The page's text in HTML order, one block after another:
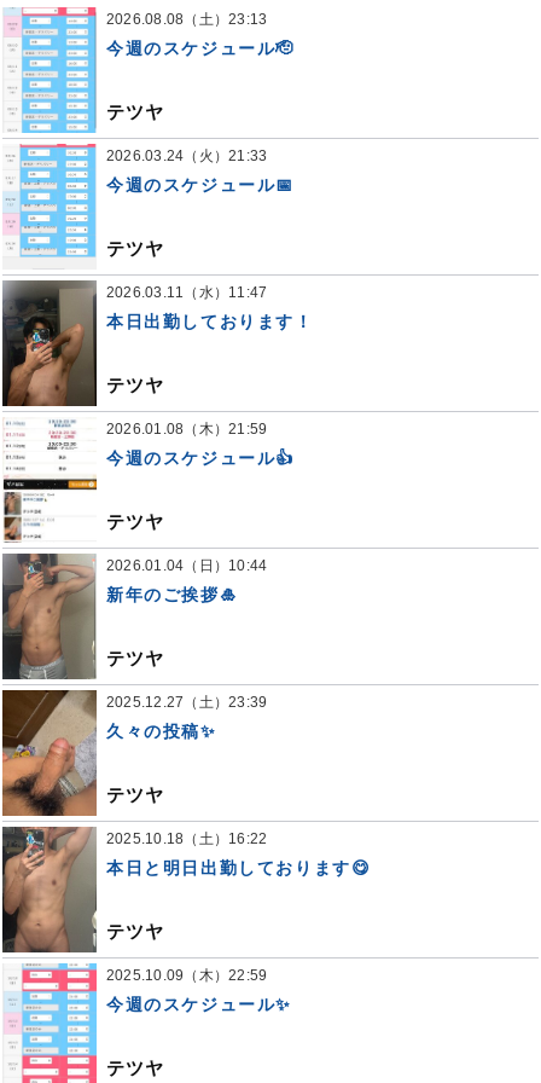
2026.08.08（土）23:13
今週のスケジュール🫡
テツヤ
2026.03.24（火）21:33
今週のスケジュール📅
テツヤ
2026.03.11（水）11:47
本日出勤しております！
テツヤ
2026.01.08（木）21:59
今週のスケジュール👍
テツヤ
2026.01.04（日）10:44
新年のご挨拶🎍
テツヤ
2025.12.27（土）23:39
久々の投稿✨
テツヤ
2025.10.18（土）16:22
本日と明日出勤しております😋
テツヤ
2025.10.09（木）22:59
今週のスケジュール✨
テツヤ